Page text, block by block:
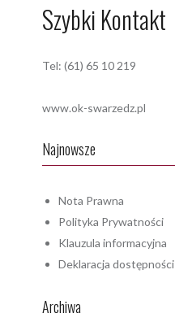
Szybki Kontakt
Tel: (61) 65 10 219
www.ok-swarzedz.pl
Najnowsze
Nota Prawna
Polityka Prywatności
Klauzula informacyjna
Deklaracja dostępności
Archiwa